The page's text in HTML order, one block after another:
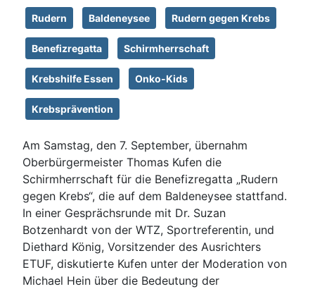
Rudern Baldeneysee Rudern gegen Krebs
Benefizregatta Schirmherrschaft
Krebshilfe Essen Onko-Kids
Krebsprävention
Am Samstag, den 7. September, übernahm
Oberbürgermeister Thomas Kufen die
Schirmherrschaft für die Benefizregatta „Rudern
gegen Krebs“, die auf dem Baldeneysee stattfand.
In einer Gesprächsrunde mit Dr. Suzan
Botzenhardt von der WTZ, Sportreferentin, und
Diethard König, Vorsitzender des Ausrichters
ETUF, diskutierte Kufen unter der Moderation von
Michael Hein über die Bedeutung der